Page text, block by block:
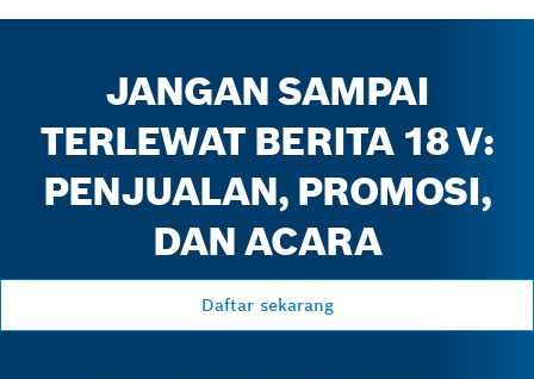
JANGAN SAMPAI
TERLEWAT BERITA 18 V:
PENJUALAN, PROMOSI,
DAN ACARA
Daftar sekarang